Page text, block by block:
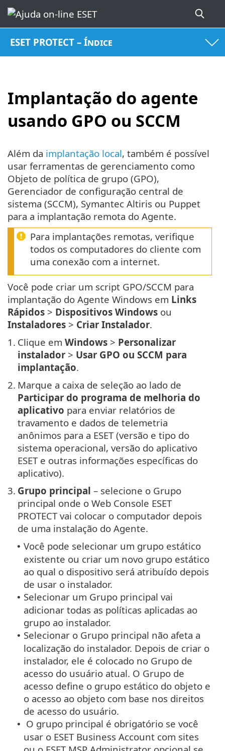
ESET PROTECT – Índice
Implantação do agente
usando GPO ou SCCM
Além da implantação local, também é possível
usar ferramentas de gerenciamento como
Objeto de política de grupo (GPO),
Gerenciador de configuração central de
sistema (SCCM), Symantec Altiris ou Puppet
para a implantação remota do Agente.
Para implantações remotas, verifique
todos os computadores do cliente com
uma conexão com a internet.
Você pode criar um script GPO/SCCM para
implantação do Agente Windows em Links
Rápidos > Dispositivos Windows ou
Instaladores > Criar Instalador.
1. Clique em Windows > Personalizar
instalador > Usar GPO ou SCCM para
implantação.
2. Marque a caixa de seleção ao lado de
Participar do programa de melhoria do
aplicativo para enviar relatórios de
travamento e dados de telemetria
anônimos para a ESET (versão e tipo do
sistema operacional, versão do aplicativo
ESET e outras informações específicas do
aplicativo).
3. Grupo principal – selecione o Grupo
principal onde o Web Console ESET
PROTECT vai colocar o computador depois
de uma instalação do Agente.
• Você pode selecionar um grupo estático
existente ou criar um novo grupo estático
ao qual o dispositivo será atribuído depois
de usar o instalador.
• Selecionar um Grupo principal vai
adicionar todas as políticas aplicadas ao
grupo ao instalador.
• Selecionar o Grupo principal não afeta a
localização do instalador. Depois de criar o
instalador, ele é colocado no Grupo de
acesso do usuário atual. O Grupo de
acesso define o grupo estático do objeto e
o acesso ao objeto com base nos direitos
de acesso do usuário.
•
O grupo principal é obrigatório se você
usar o ESET Business Account com sites